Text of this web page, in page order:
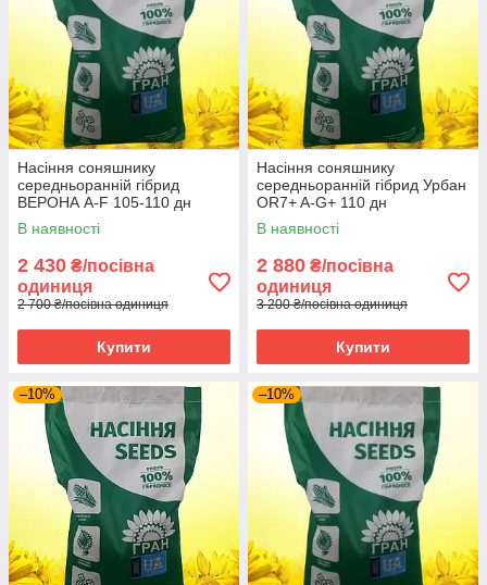
Насіння соняшнику
середньоранній гібрид
ВЕРОНА A-F 105-110 дн
СТАНДАРТ НК Гран 2025 рік
В наявності
2 430 ₴/посівна
одиниця
2 700 ₴/посівна одиниця
Купити
Насіння соняшнику
середньоранній гібрид Урбан
OR7+ A-G+ 110 дн
СТАНДАРТ під гранстар НК
"Гран" 2025 рік
В наявності
2 880 ₴/посівна
одиниця
3 200 ₴/посівна одиниця
Купити
–10% –10%